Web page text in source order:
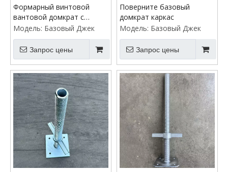
Формарный винтовой
вантовой домкрат с
тарелкой
Модель: Базовый Джек
Запрос цены
Поверните базовый
домкрат каркас
Модель: Базовый Джек
Запрос цены